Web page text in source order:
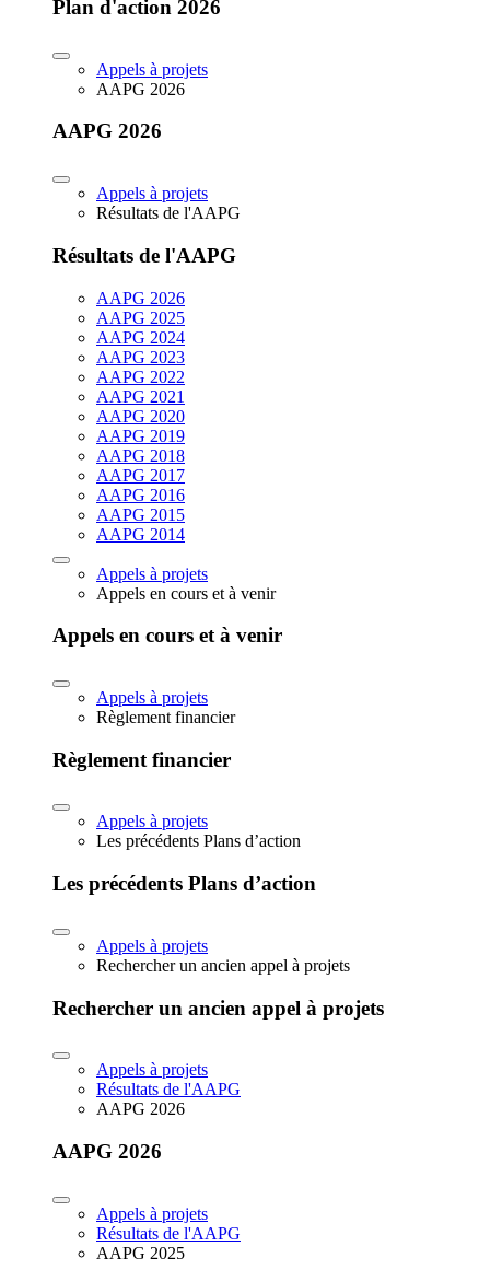
Plan d'action 2026
Appels à projets
AAPG 2026
AAPG 2026
Appels à projets
Résultats de l'AAPG
Résultats de l'AAPG
AAPG 2026
AAPG 2025
AAPG 2024
AAPG 2023
AAPG 2022
AAPG 2021
AAPG 2020
AAPG 2019
AAPG 2018
AAPG 2017
AAPG 2016
AAPG 2015
AAPG 2014
Appels à projets
Appels en cours et à venir
Appels en cours et à venir
Appels à projets
Règlement financier
Règlement financier
Appels à projets
Les précédents Plans d’action
Les précédents Plans d’action
Appels à projets
Rechercher un ancien appel à projets
Rechercher un ancien appel à projets
Appels à projets
Résultats de l'AAPG
AAPG 2026
AAPG 2026
Appels à projets
Résultats de l'AAPG
AAPG 2025